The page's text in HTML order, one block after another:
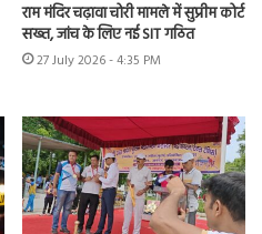
राम मंदिर चढ़ावा चोरी मामले में सुप्रीम कोर्ट
सख्त, जांच के लिए नई SIT गठित
27 July 2026 - 4:35 PM